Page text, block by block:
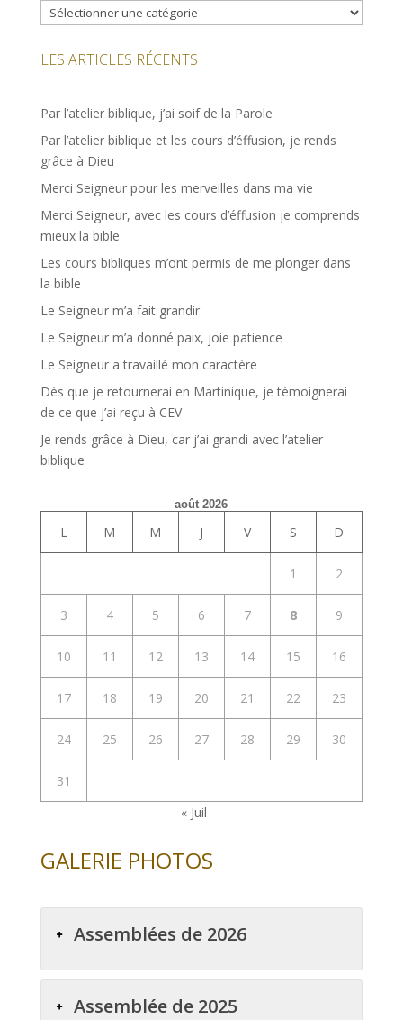
Catégories
LES ARTICLES RÉCENTS
Par l’atelier biblique, j’ai soif de la Parole
Par l’atelier biblique et les cours d’éffusion, je rends
grâce à Dieu
Merci Seigneur pour les merveilles dans ma vie
Merci Seigneur, avec les cours d’éffusion je comprends
mieux la bible
Les cours bibliques m’ont permis de me plonger dans
la bible
Le Seigneur m’a fait grandir
Le Seigneur m’a donné paix, joie patience
Le Seigneur a travaillé mon caractère
Dès que je retournerai en Martinique, je témoignerai
de ce que j’ai reçu à CEV
Je rends grâce à Dieu, car j’ai grandi avec l’atelier
biblique
août 2026
L M M J V S D
1 2
3 4 5 6 7 8 9
10 11 12 13 14 15 16
17 18 19 20 21 22 23
24 25 26 27 28 29 30
31
« Juil
GALERIE PHOTOS
Assemblées de 2026
Assemblée de 2025